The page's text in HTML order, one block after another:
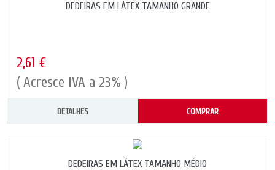
DEDEIRAS EM LÁTEX TAMANHO GRANDE
2,61 €
( Acresce IVA a 23% )
DETALHES COMPRAR
DEDEIRAS EM LÁTEX TAMANHO MÉDIO